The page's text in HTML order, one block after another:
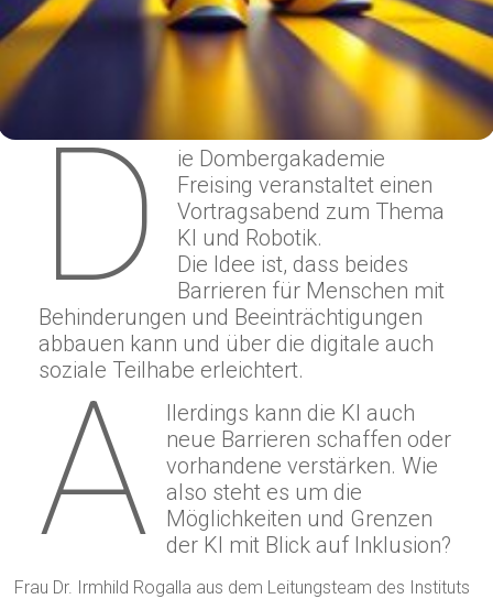
D
ie Dombergakademie
Freising veranstaltet einen
Vortragsabend zum Thema
KI und Robotik.
Die Idee ist, dass beides
Barrieren für Menschen mit
Behinderungen und Beeinträchtigungen
abbauen kann und über die digitale auch
soziale Teilhabe erleichtert.
A
llerdings kann die KI auch
neue Barrieren schaffen oder
vorhandene verstärken. Wie
also steht es um die
Möglichkeiten und Grenzen
der KI mit Blick auf Inklusion?
Frau Dr. Irmhild Rogalla aus dem Leitungsteam des Instituts